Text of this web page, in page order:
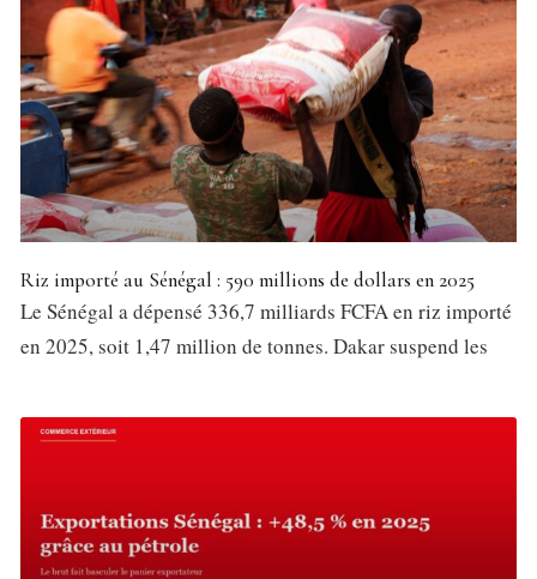
Riz importé au Sénégal : 590 millions de dollars en 2025
Le Sénégal a dépensé 336,7 milliards FCFA en riz importé
en 2025, soit 1,47 million de tonnes. Dakar suspend les